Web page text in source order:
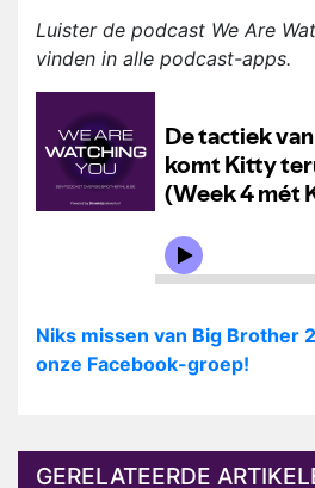
Luister de podcast We Are
vinden in alle podcast-apps.
Niks missen van Big Brother
onze Facebook-groep!
GERELATEERDE